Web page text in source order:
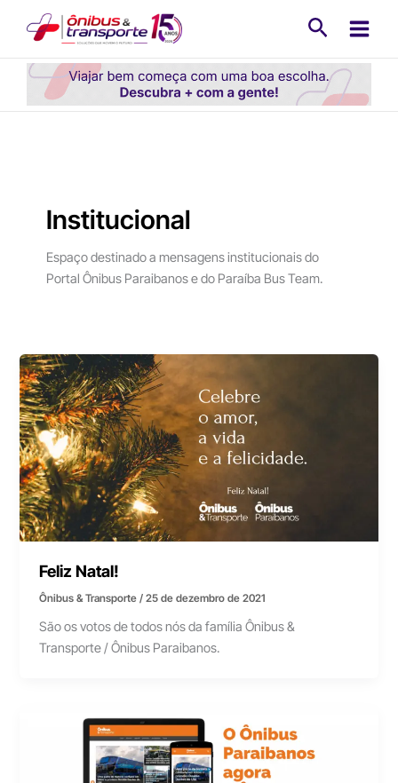
conteúdo
Institucional
Espaço destinado a mensagens institucionais do
Portal Ônibus Paraibanos e do Paraíba Bus Team.
Feliz Natal!
Ônibus & Transporte/25 de dezembro de 2021
São os votos de todos nós da família Ônibus &
Transporte / Ônibus Paraibanos.